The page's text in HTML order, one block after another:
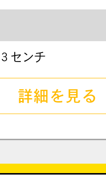
センチ
詳細を見る